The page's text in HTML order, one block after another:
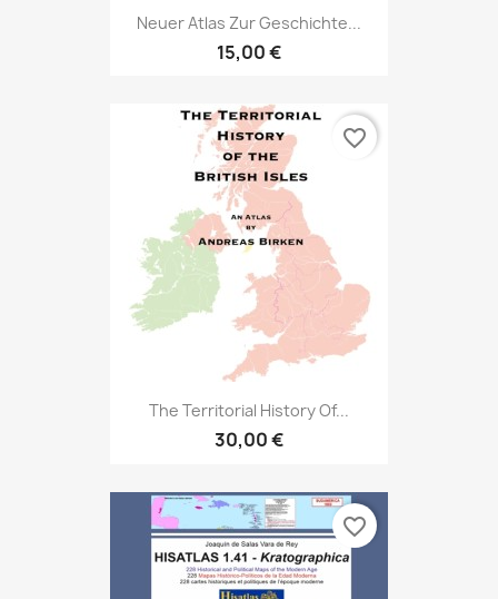
Neuer Atlas Zur Geschichte...
15,00 €
The Territorial History Of...
30,00 €
favorite_border
favorite_border